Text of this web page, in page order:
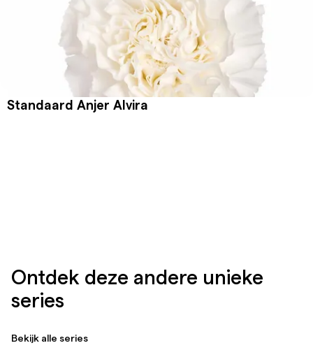
Standaard Anjer Alvira
Ontdek deze andere unieke
series
Bekijk alle series